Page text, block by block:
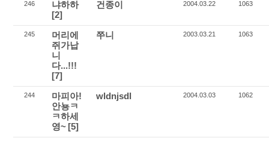
246
냐하하
[2]
건종이 2004.03.22 1063
245
머리에
쥐가납
니
다...!!!
[7]
쭈니 2003.03.21 1063
244
마피아!
안뇽ㅋ
ㅋ하세
영~ [5]
wldnjsdl 2004.03.03 1062